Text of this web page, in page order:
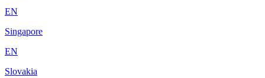
EN
Singapore
EN
Slovakia